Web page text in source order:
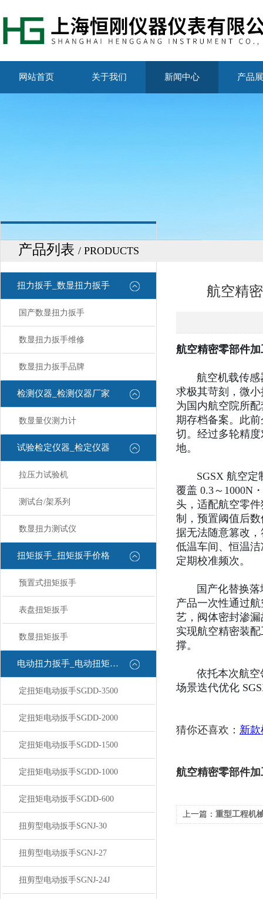
网站首页 关于我们 新闻中心 产品
产品列表 / PRODUCTS
扭力扳手_数显扭力扳手
国产数显扭力扳手
数显扭力扳手维修
数显扭力扳手品牌
检测仪器_检测仪器厂家
数显量仪测力计
试验检定仪器_检定仪器
拉压力试验机
测试台/架系列
数显扭力测试仪
扭矩扳手_扭矩扳手价格
预置式扭矩扳手
表盘扭矩扳手
数显扭矩扳手
电动扭力扳手_电动扭矩扳手
定扭矩电动扳手SGDD-3500
定扭矩电动扳手SGDD-2000
定扭矩电动扳手SGDD-1500
定扭矩电动扳手SGDD-1000
定扭矩电动扳手SGDD-600
扭剪型电动扳手SGNJ-30
扭剪型电动扳手SGNJ-27
扭剪型电动扳手SGNJ-24J
航空精
航空精密零部件
航空机载传感器
求极其苛刻，微
为国内航空院所
期存档备案。此
切。经过多轮精
地。
SGSX 航空定制
覆盖 0.3～1000N
头，适配航空零
制，预置阈值后
据无法随意篡改
低温车间、恒温
定期校准频次。
国产化替换落地
产品一次性通过
艺，阀体密封渗
实现航空精密装
撑。
依托本次航空领
场景迭代优化
猜你还喜欢： 新
航空精密零部件
上一篇： 重型工程机械维保：